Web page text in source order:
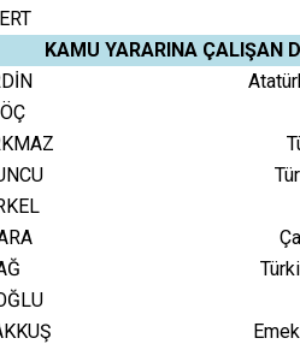
KAMU YARARINA ÇALIŞAN